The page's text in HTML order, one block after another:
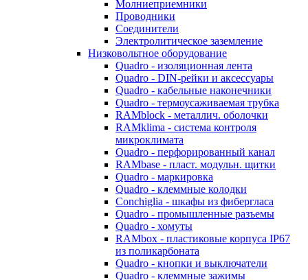
Молниеприемники
Проводники
Соединители
Электролитическое заземление
Низковольтное оборудование
Quadro - изоляционная лента
Quadro - DIN-рейки и аксессуары
Quadro - кабельные наконечники
Quadro - термоусаживаемая трубка
RAMblock - металлич. оболочки
RAMklima - система контроля
микроклимата
Quadro - перфорированный канал
RAMbase - пласт. модульн. щитки
Quadro - маркировка
Quadro - клеммные колодки
Conchiglia - шкафы из фибергласа
Quadro - промышленные разъемы
Quadro - хомуты
RAMbox - пластиковые корпуса IP67
из поликарбоната
Quadro - кнопки и выключатели
Quadro - клеммные зажимы